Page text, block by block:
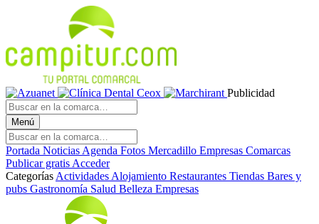
Publicidad
Menú
Portada Noticias Agenda Fotos Mercadillo Empresas Comarcas
Publicar gratis Acceder
Categorías Actividades Alojamiento Restaurantes Tiendas Bares y
pubs Gastronomía Salud Belleza Empresas